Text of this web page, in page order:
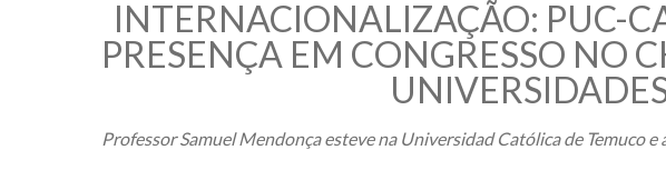
INTERNACIONALIZAÇÃO: PUC-
PRESENÇA EM CONGRESSO NO
Professor Samuel Mendonça esteve na Universidad Católica de Temuco